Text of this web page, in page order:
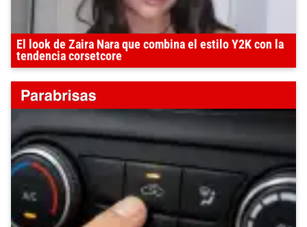
El look de Zaira Nara que combina el estilo Y2K con la
tendencia corsetcore